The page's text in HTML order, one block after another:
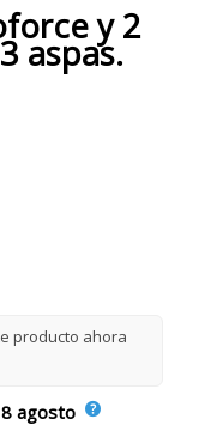
y 2
aspas.
producto ahora
agosto